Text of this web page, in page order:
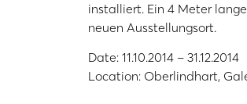
installiert. Ein 4 Meter
neuen Ausstellungsort.
Date: 11.10.2014 – 31.12.2014
Location: Oberlindhart,